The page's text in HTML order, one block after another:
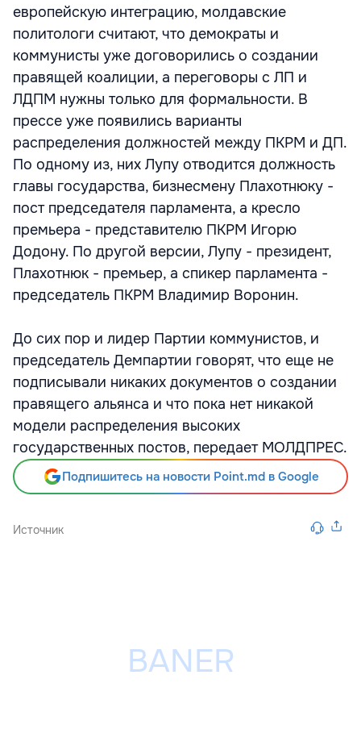
европейскую интеграцию, молдавские
политологи считают, что демократы и
коммунисты уже договорились о создании
правящей коалиции, а переговоры с ЛП и
ЛДПМ нужны только для формальности. В
прессе уже появились варианты
распределения должностей между ПКРМ и ДП.
По одному из, них Лупу отводится должность
главы государства, бизнесмену Плахотнюку -
пост председателя парламента, а кресло
премьера - представителю ПКРМ Игорю
Додону. По другой версии, Лупу - президент,
Плахотнюк - премьер, а спикер парламента -
председатель ПКРМ Владимир Воронин.
До сих пор и лидер Партии коммунистов, и
председатель Демпартии говорят, что еще не
подписывали никаких документов о создании
правящего альянса и что пока нет никакой
модели распределения высоких
государственных постов, передает МОЛДПРЕС.
Подпишитесь на новости Point.md в Google
Источник